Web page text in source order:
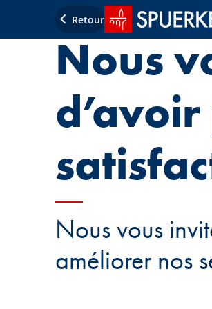
Retour Accueil SPUERKEESS
Nous
Nous vous
améliorer nos